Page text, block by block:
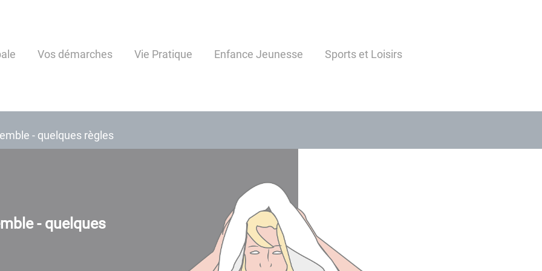
Vos démarches Vie Pratique Enfance Jeunesse Sports et Loisirs
- quelques règles
- quelques